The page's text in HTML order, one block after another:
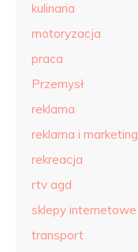
kulinaria
motoryzacja
praca
Przemysł
reklama
reklama i marketing
rekreacja
rtv agd
sklepy internetowe
transport